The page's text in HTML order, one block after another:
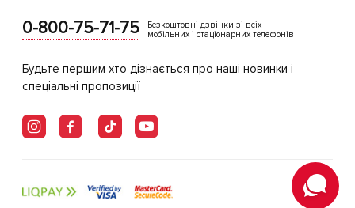
0-800-75-71-75
Безкоштовні дзвінки зі всіх
мобільних і стаціонарних телефонів
Будьте першим хто дізнається про наші новинки і
спеціальні пропозиції